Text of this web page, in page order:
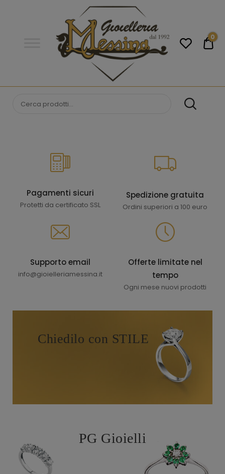
donna. Acquista online i migliori
0
Pagamenti sicuri
Protetti da certificato SSL
Spedizione gratuita
Ordini superiori a 100 euro
Supporto email
info@gioielleriamessina.it
Offerte limitate nel
tempo
Ogni mese nuovi prodotti
Chiedilo con STILE
PG Gioielli